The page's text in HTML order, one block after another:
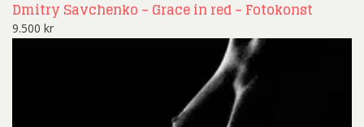
Dmitry Savchenko – Grace in red – Fotokonst
9.500 kr